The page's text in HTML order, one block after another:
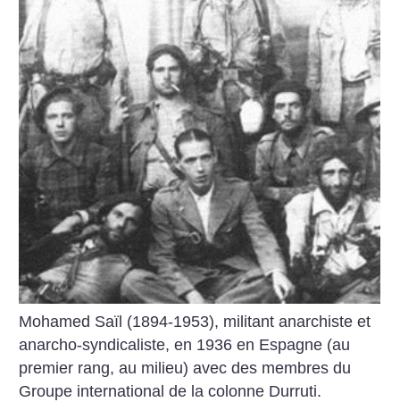
Mohamed Saïl (1894-1953), militant anarchiste et
anarcho-syndicaliste, en 1936 en Espagne (au
premier rang, au milieu) avec des membres du
Groupe international de la colonne Durruti.